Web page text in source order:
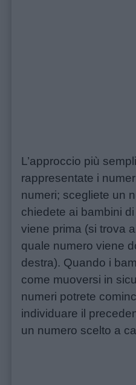
policy
L’approccio più
rappresentate i
numeri; scegliete un
chiedete ai bambini
viene prima (si trova
quale numero viene
destra). Quando i
come muoversi in
numeri potrete
individuare il
un numero scelto a